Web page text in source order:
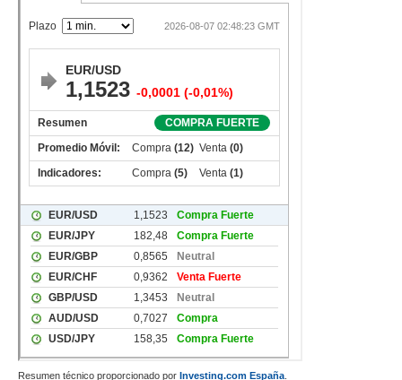
Resumen técnico proporcionado por Investing.com España